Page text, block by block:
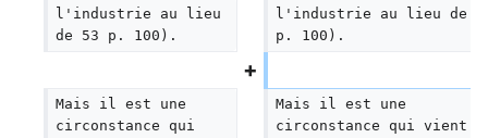
l'industrie au lieu
de 53 p. 100).
l'industrie au lieu de
p. 100).
Mais il est une
circonstance qui
Mais il est une
circonstance qui vient